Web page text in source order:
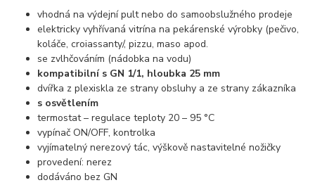
vhodná na výdejní pult nebo do samoobslužného prodeje
elektricky vyhřívaná vitrína na pekárenské výrobky (pečivo,
koláče, croiassanty/, pizzu, maso apod.
se zvlhčováním (nádobka na vodu)
kompatibilní s GN 1/1, hloubka 25 mm
dvířka z plexiskla ze strany obsluhy a ze strany zákazníka
s osvětlením
termostat – regulace teploty 20 – 95 °C
vypínač ON/OFF, kontrolka
vyjímatelný nerezový tác, výškově nastavitelné nožičky
provedení: nerez
dodáváno bez GN